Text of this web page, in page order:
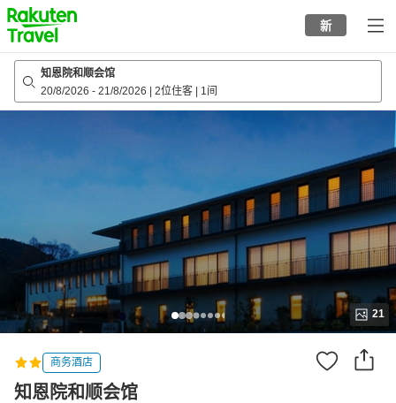
to
top
page
新
知恩院和顺会馆
20/8/2026 - 21/8/2026 2位住客 1间
21
商务酒店
知恩院和顺会馆